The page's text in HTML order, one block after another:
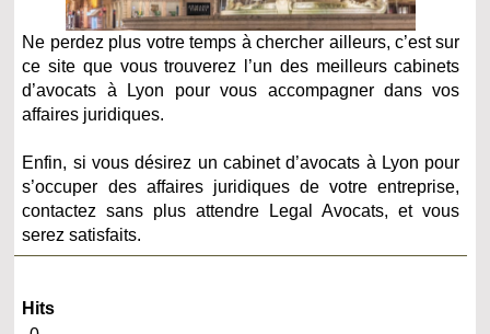
Ne perdez plus votre temps à chercher ailleurs, c’est sur
ce site que vous trouverez l’un des meilleurs cabinets
d’avocats à Lyon pour vous accompagner dans vos
affaires juridiques.
Enfin, si vous désirez un cabinet d’avocats à Lyon pour
s’occuper des affaires juridiques de votre entreprise,
contactez sans plus attendre Legal Avocats, et vous
serez satisfaits.
Hits